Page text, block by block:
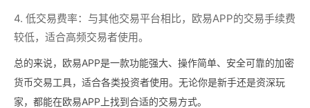
4. 低交易费率： 与其他交易平台相比，欧易APP的交易手续费
较低，适合高频交易者使用。
总的来说，欧易APP是一款功能强大、操作简单、安全可靠的加密
货币交易工具，适合各类投资者使用。无论你是新手还是资深玩
家，都能在欧易APP上找到合适的交易方式。